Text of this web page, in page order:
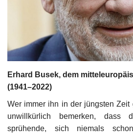
Geschichte
Wirtschaft
Kunst
Erhard Busek, dem
(1941–2022)
Wer immer ihn in der jüngsten Zeit
unwillkürlich bemerken, dass
sprühende, sich niemals